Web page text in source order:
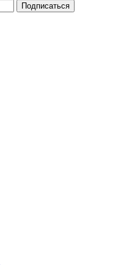
Подписаться